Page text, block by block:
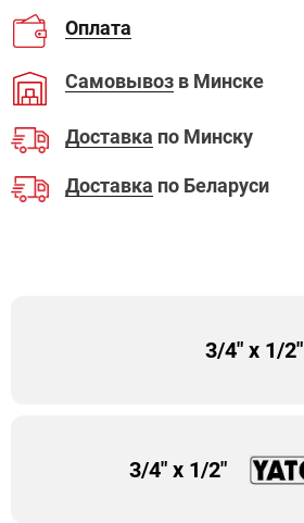
Оплата
Самовывоз в Минске
Доставка по Минску
Доставка по Беларуси
3/4" х 1/2"
3/4" х 1/2"